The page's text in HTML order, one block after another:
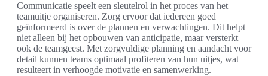
Communicatie speelt een sleutelrol in het proces van het
teamuitje organiseren. Zorg ervoor dat iedereen goed
geïnformeerd is over de plannen en verwachtingen. Dit helpt
niet alleen bij het opbouwen van anticipatie, maar versterkt
ook de teamgeest. Met zorgvuldige planning en aandacht voor
detail kunnen teams optimaal profiteren van hun uitjes, wat
resulteert in verhoogde motivatie en samenwerking.